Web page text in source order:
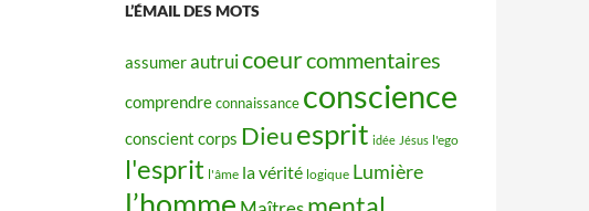
L’ÉMAIL DES MOTS
assumerautruicoeurcommentaires
comprendreconnaissance conscience
conscient corps Dieuesprit idée Jésus l'ego
l'esprit l'âme la vérité logique Lumière